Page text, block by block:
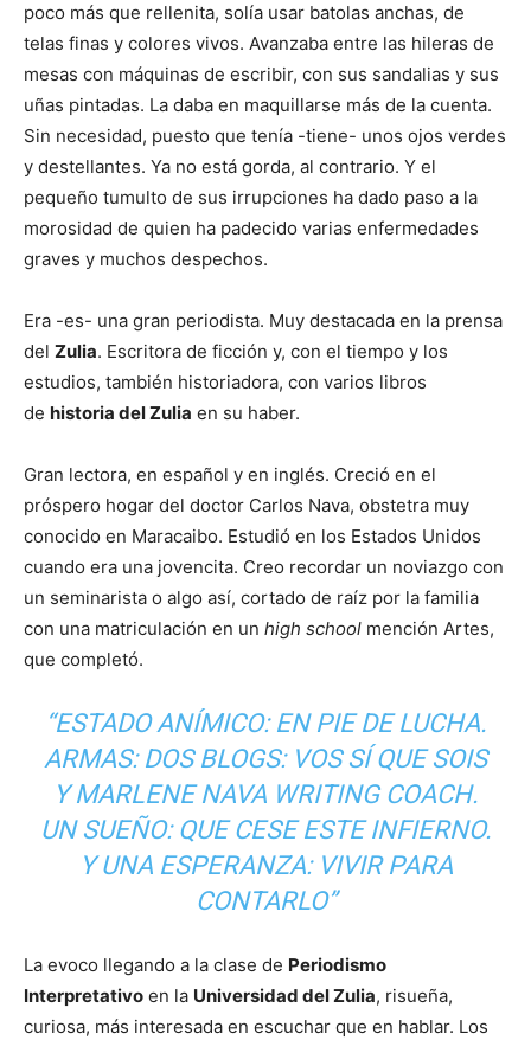
poco más que rellenita, solía usar batolas anchas, de
telas finas y colores vivos. Avanzaba entre las hileras de
mesas con máquinas de escribir, con sus sandalias y sus
uñas pintadas. La daba en maquillarse más de la cuenta.
Sin necesidad, puesto que tenía -tiene- unos ojos verdes
y destellantes. Ya no está gorda, al contrario. Y el
pequeño tumulto de sus irrupciones ha dado paso a la
morosidad de quien ha padecido varias enfermedades
graves y muchos despechos.
Era -es- una gran periodista. Muy destacada en la prensa
del Zulia. Escritora de ficción y, con el tiempo y los
estudios, también historiadora, con varios libros
de historia del Zulia en su haber.
Gran lectora, en español y en inglés. Creció en el
próspero hogar del doctor Carlos Nava, obstetra muy
conocido en Maracaibo. Estudió en los Estados Unidos
cuando era una jovencita. Creo recordar un noviazgo con
un seminarista o algo así, cortado de raíz por la familia
con una matriculación en un high school mención Artes,
que completó.
“ESTADO ANÍMICO: EN PIE DE LUCHA.
ARMAS: DOS BLOGS: VOS SÍ QUE SOIS
Y MARLENE NAVA WRITING COACH.
UN SUEÑO: QUE CESE ESTE INFIERNO.
Y UNA ESPERANZA: VIVIR PARA
CONTARLO”
La evoco llegando a la clase de Periodismo
Interpretativo en la Universidad del Zulia, risueña,
curiosa, más interesada en escuchar que en hablar. Los